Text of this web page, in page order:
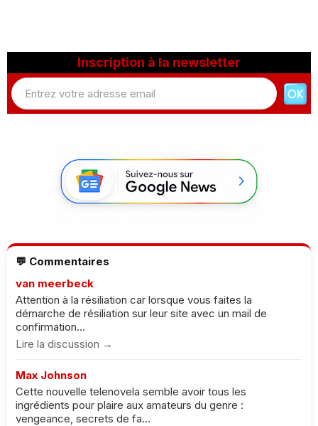
Inscription à la newsletter
💬 Commentaires
van meerbeck
Attention à la résiliation car lorsque vous faites la
démarche de résiliation sur leur site avec un mail de
confirmation...
Lire la discussion →
Max Johnson
Cette nouvelle telenovela semble avoir tous les
ingrédients pour plaire aux amateurs du genre :
vengeance, secrets de fa...